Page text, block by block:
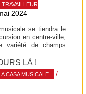
TRAVAILLEUR
2024
se tiendra le
en centre-ville,
variété de champs
LÀ !
CASA MUSICALE
/